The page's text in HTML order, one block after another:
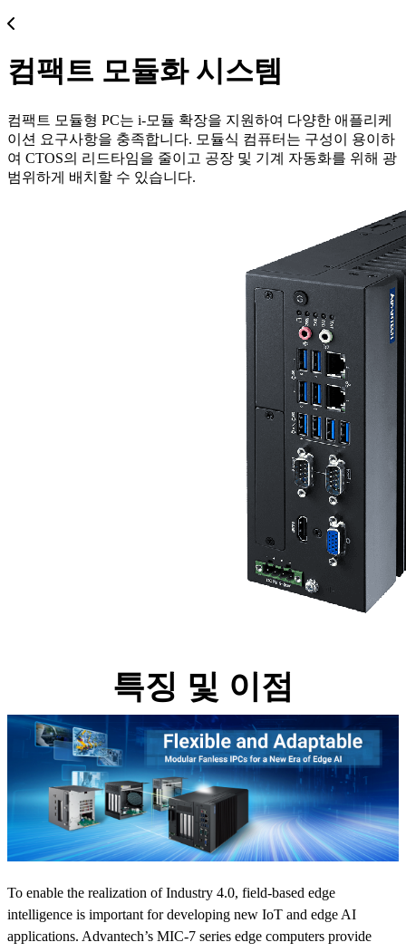
컴팩트 모듈화 시스템
컴팩트 모듈형 PC는 i-모듈 확장을 지원하여 다양한 애플리케
이션 요구사항을 충족합니다. 모듈식 컴퓨터는 구성이 용이하
여 CTOS의 리드타임을 줄이고 공장 및 기계 자동화를 위해 광
범위하게 배치할 수 있습니다.
특징 및 이점
To enable the realization of Industry 4.0, field-based edge
intelligence is important for developing new IoT and edge AI
applications. Advantech’s MIC-7 series edge computers provide